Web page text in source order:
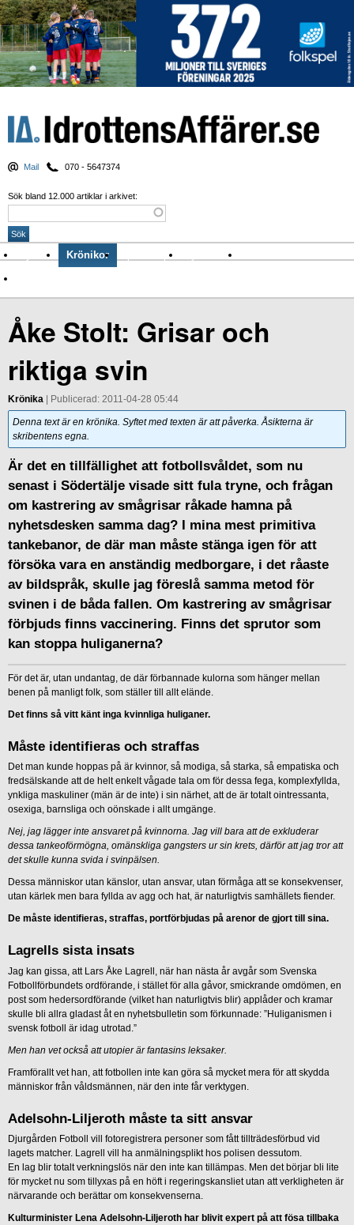
Mail 070 - 5647374
Sök bland 12.000 artiklar i arkivet:
Nyheter Krönikor Sport & spel Nyhetsbrev
Åke Stolt: Grisar och
riktiga svin
Krönika | Publicerad: 2011-04-28 05:44
Denna text är en krönika. Syftet med texten är att påverka. Åsikterna är
skribentens egna.
Är det en tillfällighet att fotbollsvåldet, som nu
senast i Södertälje visade sitt fula tryne, och frågan
om kastrering av smågrisar råkade hamna på
nyhetsdesken samma dag? I mina mest primitiva
tankebanor, de där man måste stänga igen för att
försöka vara en anständig medborgare, i det råaste
av bildspråk, skulle jag föreslå samma metod för
svinen i de båda fallen. Om kastrering av smågrisar
förbjuds finns vaccinering. Finns det sprutor som
kan stoppa huliganerna?
För det är, utan undantag, de där förbannade kulorna som hänger mellan
benen på manligt folk, som ställer till allt elände.
Det finns så vitt känt inga kvinnliga huliganer.
Måste identifieras och straffas
Det man kunde hoppas på är kvinnor, så modiga, så starka, så empatiska och
fredsälskande att de helt enkelt vågade tala om för dessa fega, komplexfyllda,
ynkliga maskuliner (män är de inte) i sin närhet, att de är totalt ointressanta,
osexiga, barnsliga och oönskade i allt umgänge.
Nej, jag lägger inte ansvaret på kvinnorna. Jag vill bara att de exkluderar
dessa tankeoförmögna, omänskliga gangsters ur sin krets, därför att jag tror att
det skulle kunna svida i svinpälsen.
Dessa människor utan känslor, utan ansvar, utan förmåga att se konsekvenser,
utan kärlek men bara fyllda av agg och hat, är naturligtvis samhällets fiender.
De måste identifieras, straffas, portförbjudas på arenor de gjort till sina.
Lagrells sista insats
Jag kan gissa, att Lars Åke Lagrell, när han nästa år avgår som Svenska
Fotbollförbundets ordförande, i stället för alla gåvor, smickrande omdömen, en
post som hedersordförande (vilket han naturligtvis blir) applåder och kramar
skulle bli allra gladast åt en nyhetsbulletin som förkunnade: ”Huliganismen i
svensk fotboll är idag utrotad.”
Men han vet också att utopier är fantasins leksaker.
Framförallt vet han, att fotbollen inte kan göra så mycket mera för att skydda
människor från våldsmännen, när den inte får verktygen.
Adelsohn-Liljeroth måste ta sitt ansvar
Djurgården Fotboll vill fotoregistrera personer som fått tillträdesförbud vid
lagets matcher. Lagrell vill ha anmälningsplikt hos polisen dessutom.
En lag blir totalt verkningslös när den inte kan tillämpas. Men det börjar bli lite
för mycket nu som tillyxas på en höft i regeringskansliet utan att verkligheten är
närvarande och berättar om konsekvenserna.
Kulturminister Lena Adelsohn-Liljeroth har blivit expert på att fösa tillbaka